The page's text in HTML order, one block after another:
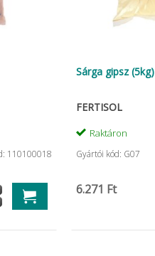
110100018
Sárga gipsz (5kg)
FERTISOL
Raktáron
Gyártói kód: G07
6.271 Ft